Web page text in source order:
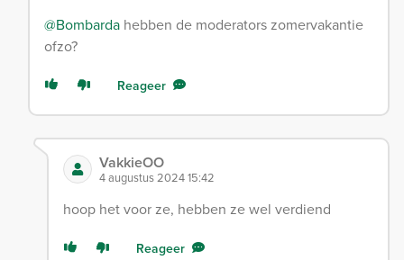
@Bombarda hebben de moderators zomervakantie
ofzo?
Reageer
VakkieOO
4 augustus 2024 15:42
hoop het voor ze, hebben ze wel verdiend
Reageer